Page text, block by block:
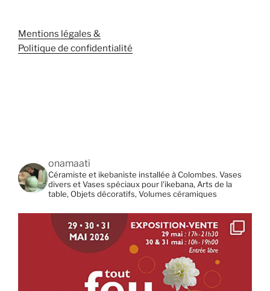
Mentions légales &
Politique de confidentialité
onamaati
Céramiste et ikebaniste installée à Colombes. Vases
divers et Vases spéciaux pour l'ikebana, Arts de la
table, Objets décoratifs, Volumes céramiques